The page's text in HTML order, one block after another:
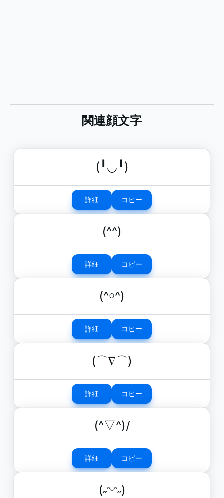
関連顔文字
(╹◡╹)
詳細 コピー
(^^)
詳細 コピー
(^￮^)
詳細 コピー
(⌒∇⌒)
詳細 コピー
(^▽^)/
詳細 コピー
(˶ᵔᵕᵔ˶)